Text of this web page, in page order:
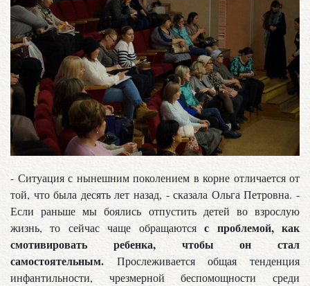
- Ситуация с нынешним поколением в корне отличается от
той, что была десять лет назад, - сказала Ольга Петровна. -
Если раньше мы боялись отпустить детей во взрослую
жизнь, то сейчас чаще обращаютсяс проблемой, как
смотивировать ребенка, чтобы он стал
самостоятельным. Прослеживается общая тенденция
инфантильности, чрезмерной беспомощности среди